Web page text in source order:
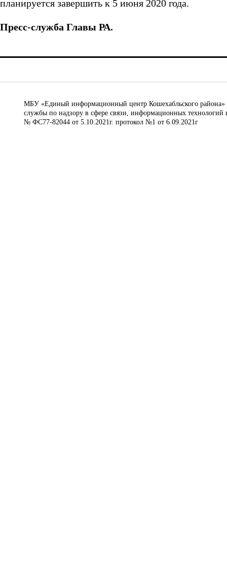
планируется завершить к 5 июня 2020 года.
Пресс-служба Главы РА.
МБУ «Единый информационный центр Кошехабльского района»
службы по надзору в сфере связи, информационных
№ ФС77-82044 от 5.10.2021г. протокол №1 от 6.09.2021г